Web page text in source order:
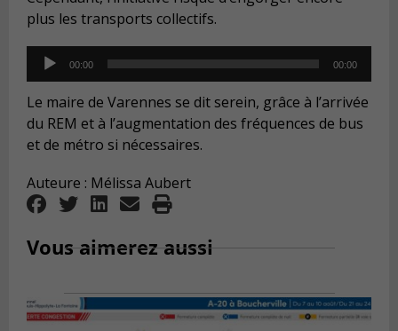
plus les transports collectifs.
Audio
Player
00:00 00:00
Le maire de Varennes se dit serein, grâce à l’arrivée
du REM et à l’augmentation des fréquences de bus
et de métro si nécessaires.
Auteure : Mélissa Aubert
Vous aimerez aussi